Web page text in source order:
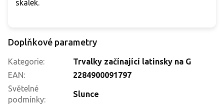
skalek.
Doplňkové parametry
Kategorie:
Trvalky začínající latinsky na G
EAN:
2284900091797
Světelné
podmínky:
Slunce